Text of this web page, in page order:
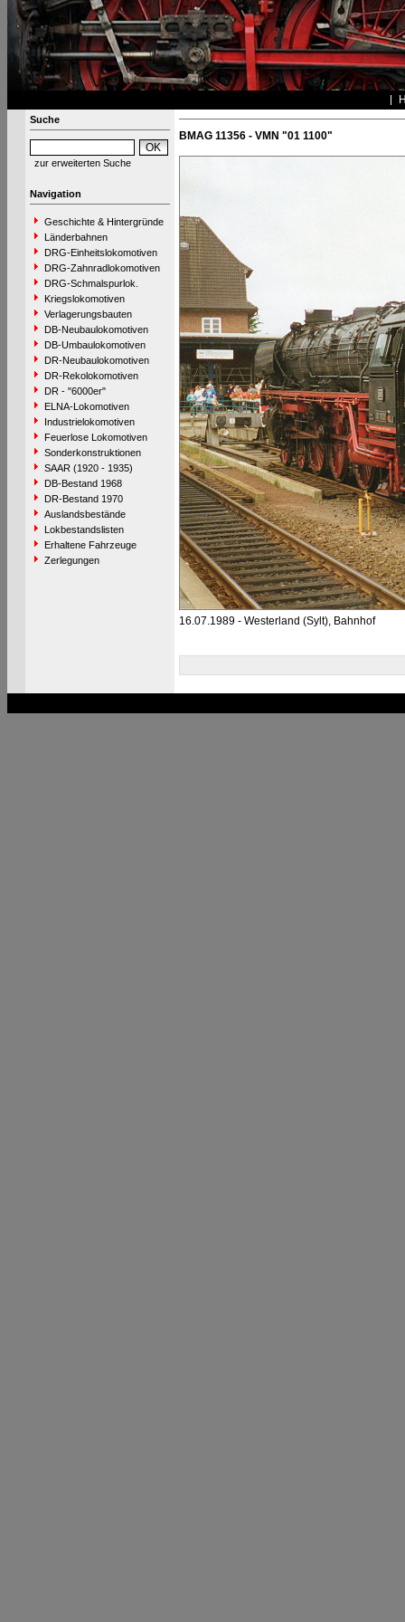
Suche
zur erweiterten Suche
Navigation
Geschichte & Hintergründe
Länderbahnen
DRG-Einheitslokomotiven
DRG-Zahnradlokomotiven
DRG-Schmalspurlok.
Kriegslokomotiven
Verlagerungsbauten
DB-Neubaulokomotiven
DB-Umbaulokomotiven
DR-Neubaulokomotiven
DR-Rekolokomotiven
DR - "6000er"
ELNA-Lokomotiven
Industrielokomotiven
Feuerlose Lokomotiven
Sonderkonstruktionen
SAAR (1920 - 1935)
DB-Bestand 1968
DR-Bestand 1970
Auslandsbestände
Lokbestandslisten
Erhaltene Fahrzeuge
Zerlegungen
BMAG 11356 - VMN "01 1100"
16.07.1989 - Westerland (Sylt), Bahnhof